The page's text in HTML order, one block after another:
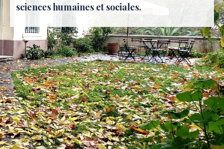
sciences humaines et sociales.